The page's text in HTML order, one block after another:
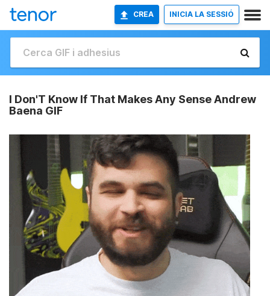
CREA INICIA LA SESSIÓ
I Don'T Know If That Makes Any Sense Andrew
Baena GIF